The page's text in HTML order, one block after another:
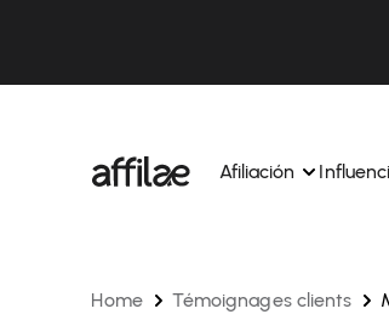
Afiliación
Gestione sus
Home Témoignages clients